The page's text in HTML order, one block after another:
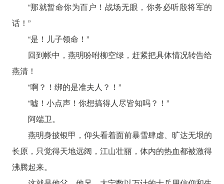
“那就暂命你为百户！战场无眼，你务必听殷将军的
话！”
“是！儿子领命！”
回到帐中，燕明吩咐柳空绿，赶紧把具体情况转告给
燕清！
“啊？！绑的是准夫人？！”
“嘘！小点声！你想搞得人尽皆知吗？！”
阿端卫。
燕明身披银甲，仰头看着面前暴雪肆虐、旷达无垠的
长原，只觉得天地远阔，江山壮丽，体内的热血都被激得
沸腾起来。